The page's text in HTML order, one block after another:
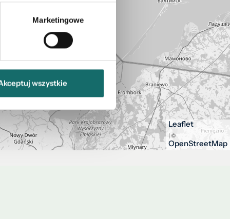
Marketingowe
wszystkie
Leaflet
| ©
OpenStreetMap